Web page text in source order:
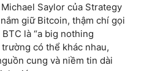
Saylor của Strategy
giữ Bitcoin, thậm chí gọi
là “a big nothing
có thể khác nhau,
cung và niềm tin dài